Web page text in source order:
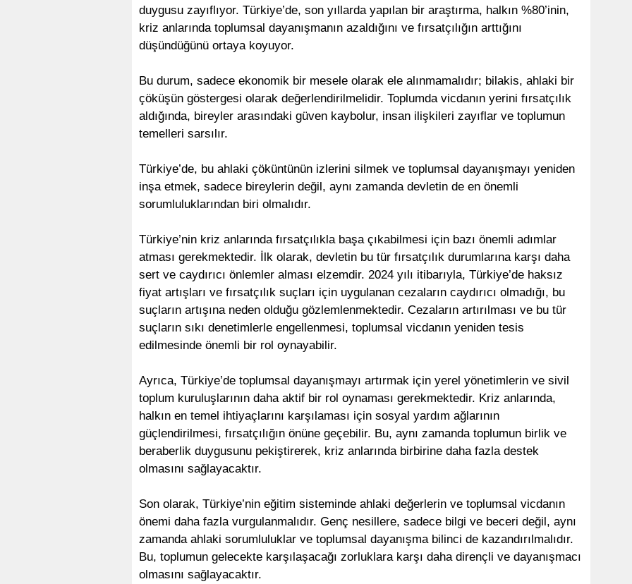
duygusu zayıflıyor. Türkiye’de, son yıllarda yapılan bir araştırma, halkın %80’inin,
kriz anlarında toplumsal dayanışmanın azaldığını ve fırsatçılığın arttığını
düşündüğünü ortaya koyuyor.
Bu durum, sadece ekonomik bir mesele olarak ele alınmamalıdır; bilakis, ahlaki bir
çöküşün göstergesi olarak değerlendirilmelidir. Toplumda vicdanın yerini fırsatçılık
aldığında, bireyler arasındaki güven kaybolur, insan ilişkileri zayıflar ve toplumun
temelleri sarsılır.
Türkiye’de, bu ahlaki çöküntünün izlerini silmek ve toplumsal dayanışmayı yeniden
inşa etmek, sadece bireylerin değil, aynı zamanda devletin de en önemli
sorumluluklarından biri olmalıdır.
Türkiye’nin kriz anlarında fırsatçılıkla başa çıkabilmesi için bazı önemli adımlar
atması gerekmektedir. İlk olarak, devletin bu tür fırsatçılık durumlarına karşı daha
sert ve caydırıcı önlemler alması elzemdir. 2024 yılı itibarıyla, Türkiye’de haksız
fiyat artışları ve fırsatçılık suçları için uygulanan cezaların caydırıcı olmadığı, bu
suçların artışına neden olduğu gözlemlenmektedir. Cezaların artırılması ve bu tür
suçların sıkı denetimlerle engellenmesi, toplumsal vicdanın yeniden tesis
edilmesinde önemli bir rol oynayabilir.
Ayrıca, Türkiye’de toplumsal dayanışmayı artırmak için yerel yönetimlerin ve sivil
toplum kuruluşlarının daha aktif bir rol oynaması gerekmektedir. Kriz anlarında,
halkın en temel ihtiyaçlarını karşılaması için sosyal yardım ağlarının
güçlendirilmesi, fırsatçılığın önüne geçebilir. Bu, aynı zamanda toplumun birlik ve
beraberlik duygusunu pekiştirerek, kriz anlarında birbirine daha fazla destek
olmasını sağlayacaktır.
Son olarak, Türkiye’nin eğitim sisteminde ahlaki değerlerin ve toplumsal vicdanın
önemi daha fazla vurgulanmalıdır. Genç nesillere, sadece bilgi ve beceri değil, aynı
zamanda ahlaki sorumluluklar ve toplumsal dayanışma bilinci de kazandırılmalıdır.
Bu, toplumun gelecekte karşılaşacağı zorluklara karşı daha dirençli ve dayanışmacı
olmasını sağlayacaktır.